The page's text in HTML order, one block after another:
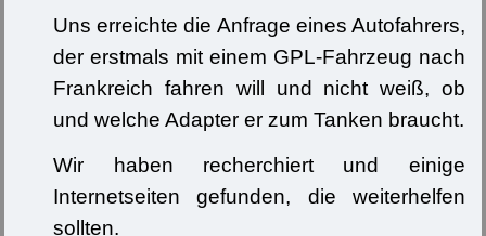
Uns erreichte die Anfrage eines Autofahrers,
der erstmals mit einem GPL-Fahrzeug nach
Frankreich fahren will und nicht weiß, ob
und welche Adapter er zum Tanken braucht.
Wir haben recherchiert und einige
Internetseiten gefunden, die weiterhelfen
sollten.